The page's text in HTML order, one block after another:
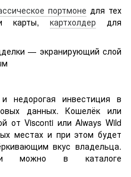
портмоне для тех
карты, картхолдер для
— экранирующий слой
недорогая инвестиция в
данных. Кошелёк или
от Visconti или Always Wild
местах и при этом будет
вкус владельца.
можно в каталоге